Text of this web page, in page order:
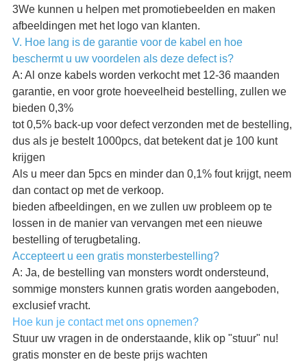
3We kunnen u helpen met promotiebeelden en maken
afbeeldingen met het logo van klanten.
V. Hoe lang is de garantie voor de kabel en hoe
beschermt u uw voordelen als deze defect is?
A: Al onze kabels worden verkocht met 12-36 maanden
garantie, en voor grote hoeveelheid bestelling, zullen we
bieden 0,3%
tot 0,5% back-up voor defect verzonden met de bestelling,
dus als je bestelt 1000pcs, dat betekent dat je 100 kunt
krijgen
Als u meer dan 5pcs en minder dan 0,1% fout krijgt, neem
dan contact op met de verkoop.
bieden afbeeldingen, en we zullen uw probleem op te
lossen in de manier van vervangen met een nieuwe
bestelling of terugbetaling.
Accepteert u een gratis monsterbestelling?
A: Ja, de bestelling van monsters wordt ondersteund,
sommige monsters kunnen gratis worden aangeboden,
exclusief vracht.
Hoe kun je contact met ons opnemen?
Stuur uw vragen in de onderstaande, klik op "stuur" nu!
gratis monster en de beste prijs wachten